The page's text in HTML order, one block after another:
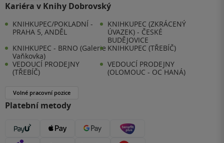
Kariéra v Knihy Dobrovský
KNIHKUPEC/POKLADNÍ -
PRAHA 5, ANDĚL
KNIHKUPEC (ZKRÁCENÝ
ÚVAZEK) - ČESKÉ
BUDĚJOVICE
KNIHKUPEC - BRNO (Galerie
Vaňkovka)
KNIHKUPEC (TŘEBÍČ)
VEDOUCÍ PRODEJNY
(TŘEBÍČ)
VEDOUCÍ PRODEJNY
(OLOMOUC - OC HANÁ)
Volné pracovní pozice
Platební metody